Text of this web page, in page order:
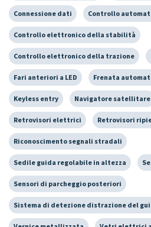
Connessione dati Controllo
Controllo elettronico della stabilità
Controllo elettronico della trazione
Fari anteriori a LED Frenata
Keyless entry Navigatore satellitare
Retrovisori elettrici Retrovisori
Riconoscimento segnali stradali
Sedile guida regolabile in altezza
Sensori di parcheggio posteriori
Sistema di detezione distrazione del